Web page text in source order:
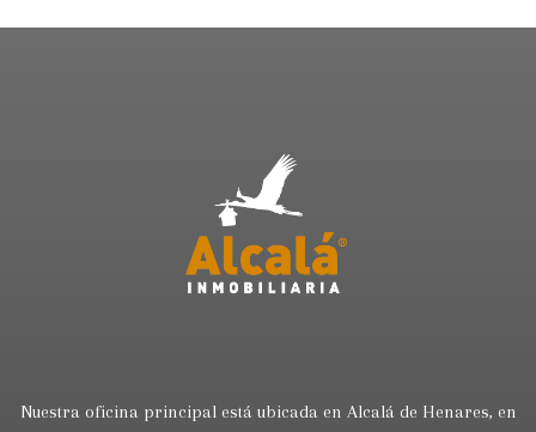
Nuestra oficina principal está ubicada en Alcalá de Henares, en